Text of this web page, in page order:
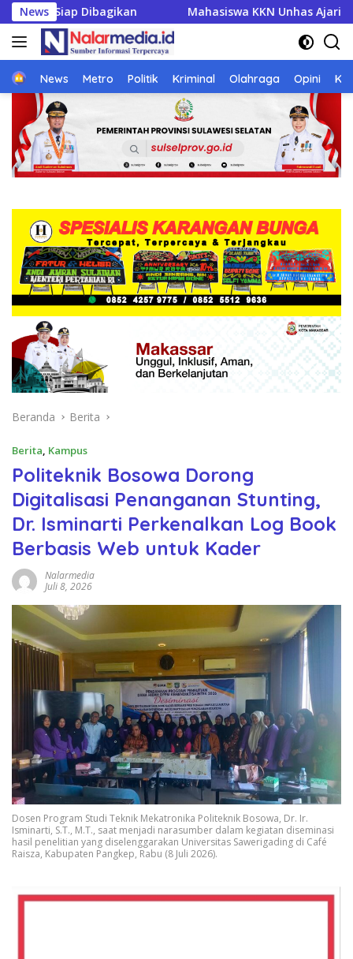
Langsung
ke
konten
News
KKN Unhas Ajari UMKM Desa Talawe Kelola Keuangan,
Home
News Metro Politik Kriminal Olahraga Opini
Beranda Berita
Berita, Kampus
Politeknik Bosowa Dorong
Digitalisasi Penanganan Stunting,
Dr. Isminarti Perkenalkan Log Book
Berbasis Web untuk Kader
Nalarmedia
Juli 8, 2026
Dosen Program Studi Teknik Mekatronika Politeknik Bosowa, Dr. Ir.
Isminarti, S.T., M.T., saat menjadi narasumber dalam kegiatan diseminasi
hasil penelitian yang diselenggarakan Universitas Sawerigading di Café
Raisza, Kabupaten Pangkep, Rabu (8 Juli 2026).